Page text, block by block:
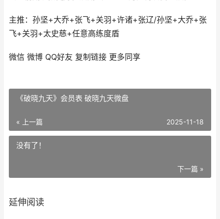
主推：孙坚+大乔+张飞+关羽+许诸+张辽/孙坚+大乔+张
飞+关羽+太史慈+任意高练度盾
微信 微博 QQ好友 复制链接 更多同享
《破晓九天》会员表 破晓九天微盘
« 上一篇 2025-11-18
没有了！
下一篇 »
延伸阅读